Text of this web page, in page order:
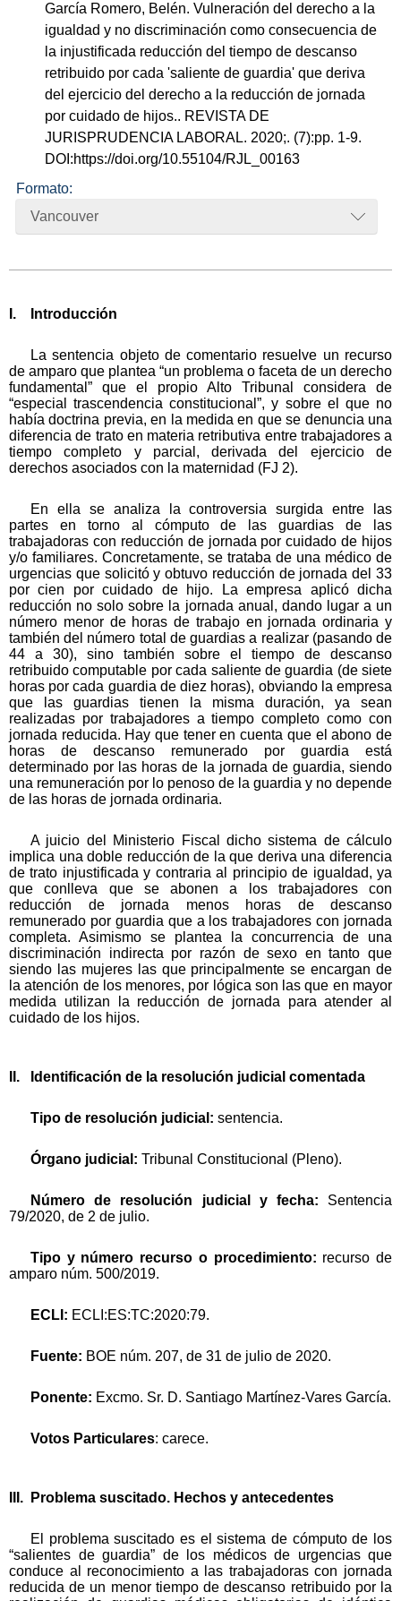
García Romero, Belén. Vulneración del derecho a la
igualdad y no discriminación como consecuencia de
la injustificada reducción del tiempo de descanso
retribuido por cada 'saliente de guardia' que deriva
del ejercicio del derecho a la reducción de jornada
por cuidado de hijos.. REVISTA DE
JURISPRUDENCIA LABORAL. 2020;. (7):pp. 1-9.
DOI:https://doi.org/10.55104/RJL_00163
Formato:
Vancouver
I. Introducción
La sentencia objeto de comentario resuelve un recurso
de amparo que plantea “un problema o faceta de un derecho
fundamental” que el propio Alto Tribunal considera de
“especial trascendencia constitucional”, y sobre el que no
había doctrina previa, en la medida en que se denuncia una
diferencia de trato en materia retributiva entre trabajadores a
tiempo completo y parcial, derivada del ejercicio de
derechos asociados con la maternidad (FJ 2).
En ella se analiza la controversia surgida entre las
partes en torno al cómputo de las guardias de las
trabajadoras con reducción de jornada por cuidado de hijos
y/o familiares. Concretamente, se trataba de una médico de
urgencias que solicitó y obtuvo reducción de jornada del 33
por cien por cuidado de hijo. La empresa aplicó dicha
reducción no solo sobre la jornada anual, dando lugar a un
número menor de horas de trabajo en jornada ordinaria y
también del número total de guardias a realizar (pasando de
44 a 30), sino también sobre el tiempo de descanso
retribuido computable por cada saliente de guardia (de siete
horas por cada guardia de diez horas), obviando la empresa
que las guardias tienen la misma duración, ya sean
realizadas por trabajadores a tiempo completo como con
jornada reducida. Hay que tener en cuenta que el abono de
horas de descanso remunerado por guardia está
determinado por las horas de la jornada de guardia, siendo
una remuneración por lo penoso de la guardia y no depende
de las horas de jornada ordinaria.
A juicio del Ministerio Fiscal dicho sistema de cálculo
implica una doble reducción de la que deriva una diferencia
de trato injustificada y contraria al principio de igualdad, ya
que conlleva que se abonen a los trabajadores con
reducción de jornada menos horas de descanso
remunerado por guardia que a los trabajadores con jornada
completa. Asimismo se plantea la concurrencia de una
discriminación indirecta por razón de sexo en tanto que
siendo las mujeres las que principalmente se encargan de
la atención de los menores, por lógica son las que en mayor
medida utilizan la reducción de jornada para atender al
cuidado de los hijos.
II. Identificación de la resolución judicial comentada
Tipo de resolución judicial: sentencia.
Órgano judicial: Tribunal Constitucional (Pleno).
Número de resolución judicial y fecha: Sentencia
79/2020, de 2 de julio.
Tipo y número recurso o procedimiento: recurso de
amparo núm. 500/2019.
ECLI: ECLI:ES:TC:2020:79.
Fuente: BOE núm. 207, de 31 de julio de 2020.
Ponente: Excmo. Sr. D. Santiago Martínez-Vares García.
Votos Particulares: carece.
III. Problema suscitado. Hechos y antecedentes
El problema suscitado es el sistema de cómputo de los
“salientes de guardia” de los médicos de urgencias que
conduce al reconocimiento a las trabajadoras con jornada
reducida de un menor tiempo de descanso retribuido por la